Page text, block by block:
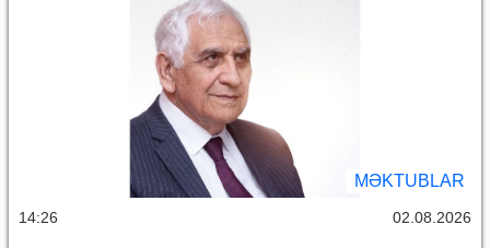
MƏKTUBLAR
14:26 02.08.2026